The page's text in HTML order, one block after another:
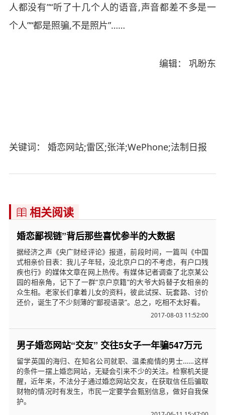
人都没有”“听了十几个人的语音,声音都差不多是一
个人”“都是照骗,不是照片”……
编辑： 巩盼东
关键词： 婚恋网站;雷区;张洋;WePhone;法制日报
 相关阅读
婚恋鄙视链”背后那些喜忧参半的大数据
据经济之声《央广财经评论》报道，前段时间，一篇叫《中国
式相亲价目表：我儿子年轻，没北京户口的不考虑，有户口残
疾也行》的媒体文章在网上热传。有媒体记者调查了北京某公
园的相亲角，记下了一群“京户京籍”的大爷大妈替子女相亲的
众生相。老家长们拿着儿女的资料，彼此试探、玩套路、讨价
还价，诞生了不少刻薄的“鄙视语录”。总之，吃相不太好看。
2017-08-03 11:52:00
男子婚恋网站“交友” 交往5女子一年骗547万元
留学英国的海归、在知名公司就职、温柔痴情的男士……这样
的条件一摆上婚恋网站，无疑会引来不少的关注。检察机关提
醒，近年来，不法分子通过婚恋网站交友，在获取信任后骗取
财物的情况时有发生，市民一定要学会甄别信息，做好自我保
护。